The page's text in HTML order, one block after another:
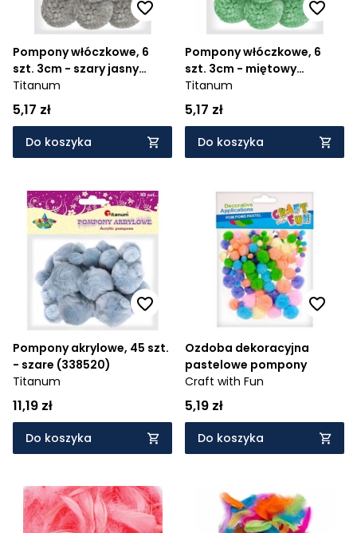
Pompony włóczkowe, 6
szt. 3cm - szary jasny
(412949)
Titanum
5,17 zł
Do koszyka
Pompony włóczkowe, 6
szt. 3cm - miętowy
(412948)
Titanum
5,17 zł
Do koszyka
Pompony akrylowe, 45 szt.
- szare (338520)
Titanum
11,19 zł
Do koszyka
Ozdoba dekoracyjna
pastelowe pompony
Craft with Fun
5,19 zł
Do koszyka